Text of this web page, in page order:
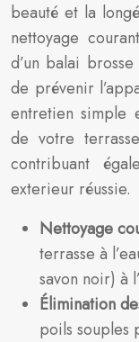
beauté et la
nettoyage
d’un balai
de prévenir
entretien simple
de votre
contribuant
exterieur réussie.
Nettoyage
terrasse à
savon noir) à
Élimination
poils souples